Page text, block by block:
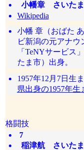
小幡章 さいた
Wikipedia
小幡 章（おばた
ビ新潟の元アナ
「TeNYサービス
たま市）出身。
1957年12月7日
県出身の1957年生
格闘技
7
稲津航 さいた